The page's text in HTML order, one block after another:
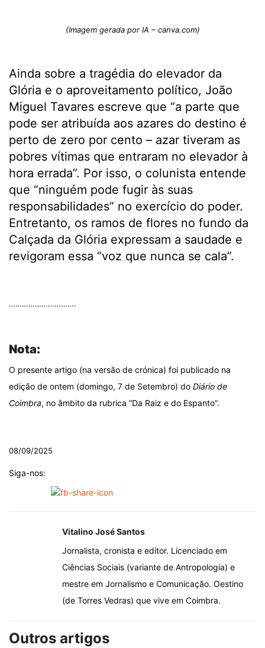
(Imagem gerada por IA – canva.com)
Ainda sobre a tragédia do elevador da
Glória e o aproveitamento político, João
Miguel Tavares escreve que “a parte que
pode ser atribuída aos azares do destino é
perto de zero por cento – azar tiveram as
pobres vítimas que entraram no elevador à
hora errada”. Por isso, o colunista entende
que “ninguém pode fugir às suas
responsabilidades” no exercício do poder.
Entretanto, os ramos de flores no fundo da
Calçada da Glória expressam a saudade e
revigoram essa “voz que nunca se cala”.
………………………….
Nota:
O presente artigo (na versão de crónica) foi publicado na
edição de ontem (domingo, 7 de Setembro) do Diário de
Coimbra, no âmbito da rubrica “Da Raiz e do Espanto”.
08/09/2025
Siga-nos:
Vitalino José Santos
Jornalista, cronista e editor. Licenciado em
Ciências Sociais (variante de Antropologia) e
mestre em Jornalismo e Comunicação. Oestino
(de Torres Vedras) que vive em Coimbra.
Outros artigos